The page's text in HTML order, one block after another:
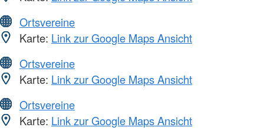
Ortsvereine
Karte: Link zur Google Maps Ansicht
Ortsvereine
Karte: Link zur Google Maps Ansicht
Ortsvereine
Karte: Link zur Google Maps Ansicht